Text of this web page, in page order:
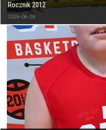
Rocznik 2012
2026-06-26